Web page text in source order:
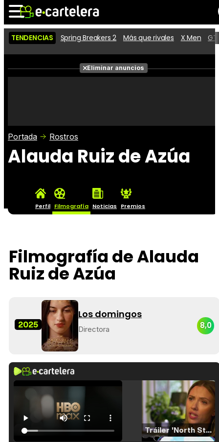
Noticias Cartelera
Películas
Críticas
TENDENCIAS Spring Breakers 2 Más que rivales X Men
Eliminar anuncios
Portada Rostros
Alauda Ruiz de Azúa
Perfil Filmografía Noticias Premios
Filmografía de Alauda
Ruiz de Azúa
2025
Los domingos
Directora 8,0
Tráiler 'North Star' (2023)